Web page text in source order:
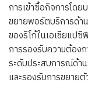
การเข้าซื้อกิจการโดย
ขยายพอร์ตบริการด้า
ของริโก้ในเอเชียแป
การรองรับความต้อง
ระดับประสบการณ์ด้า
และรองรับการขยาย